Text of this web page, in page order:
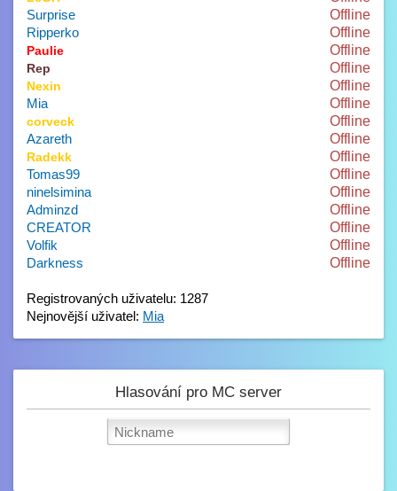
Surprise
Offline
Ripperko
Offline
Paulie Offline
Rep Offline
Nexin
Offline
Mia
Offline
corveck
Offline
Azareth
Offline
Radekk
Offline
Tomas99
Offline
ninelsimina
Offline
Adminzd
Offline
CREATOR
Offline
Volfik
Offline
Darkness
Offline
Registrovaných uživatelu: 1287
Nejnovější uživatel: Mia
Hlasování pro MC server